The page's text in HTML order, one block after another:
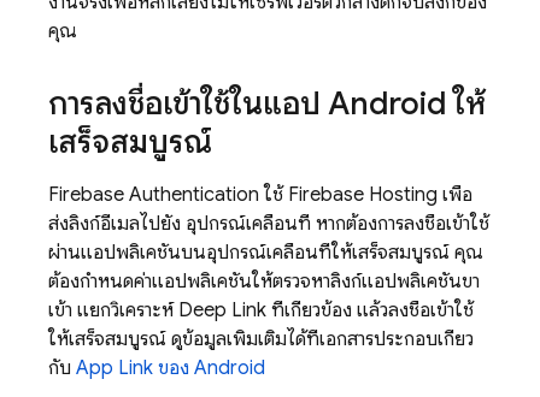
คุณ
การลงชื่อเข้าใช้ในแอป Android ให้
เสร็จสมบูรณ์
Firebase Authentication ใช้ Firebase Hosting เพื่อ
ส่งลิงก์อีเมลไปยัง อุปกรณ์เคลื่อนที่ หากต้องการลงชื่อเข้าใช้
ผ่านแอปพลิเคชันบนอุปกรณ์เคลื่อนที่ให้เสร็จสมบูรณ์ คุณ
ต้องกำหนดค่าแอปพลิเคชันให้ตรวจหาลิงก์แอปพลิเคชันขา
เข้า แยกวิเคราะห์ Deep Link ที่เกี่ยวข้อง แล้วลงชื่อเข้าใช้
ให้เสร็จสมบูรณ์ ดูข้อมูลเพิ่มเติมได้ที่เอกสารประกอบเกี่ยว
กับ App Link ของ Android